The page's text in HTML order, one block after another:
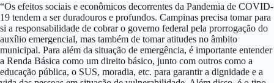
“Os efeitos sociais e econômicos decorrentes da Pandemia de COVID-
19 tendem a ser duradouros e profundos. Campinas precisa tomar para
si a responsabilidade de cobrar o governo federal pela prorrogação do
auxílio emergencial, mas também de tomar atitudes no âmbito
municipal. Para além da situação de emergência, é importante entender
a Renda Básica como um direito básico, junto com outros como a
educação pública, o SUS, moradia, etc. para garantir a dignidade e a